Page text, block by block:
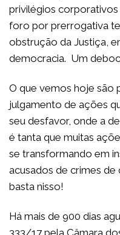
privilégios corporativos
foro por prerrogativa
obstrução da Justiça,
democracia. Um
O que vemos hoje são
julgamento de ações
seu desfavor, onde a
é tanta que muitas
se transformando em
acusados de crimes
basta nisso!
Há mais de 900 dias